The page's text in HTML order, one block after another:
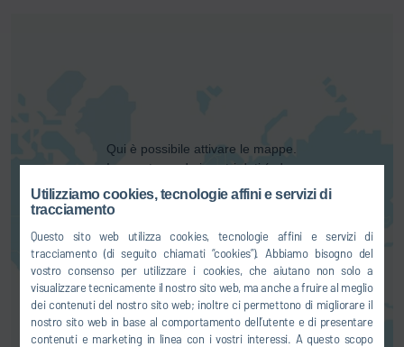
Utilizziamo cookies, tecnologie affini e servizi di
tracciamento
Questo sito web utilizza cookies, tecnologie affini e servizi di
tracciamento (di seguito chiamati “cookies”). Abbiamo bisogno del
vostro consenso per utilizzare i cookies, che aiutano non solo a
visualizzare tecnicamente il nostro sito web, ma anche a fruire al meglio
dei contenuti del nostro sito web; inoltre ci permettono di migliorare il
nostro sito web in base al comportamento dell’utente e di presentare
contenuti e marketing in linea con i vostri interessi. A questo scopo
Qui è possibile attivare le mappe.
In questo modo i vostri dati (ad
es. indirizzo IP) vengono
trasmessi ai relativi provider
nostradichiarazione sulla
protezione dei dati
ACCETTO